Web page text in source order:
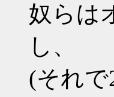
奴らは
し、
(それ